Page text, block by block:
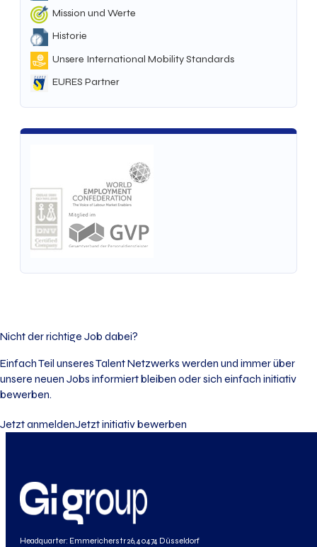
Mission und Werte
Historie
Unsere International Mobility Standards
EURES Partner
Nicht der richtige Job dabei?
Einfach Teil unseres Talent Netzwerks werden und immer über
unsere neuen Jobs informiert bleiben oder sich einfach initiativ
bewerben.
Jetzt anmeldenJetzt initiativ bewerben
Headquarter: Emmericherstr 26, 40474 Düsseldorf